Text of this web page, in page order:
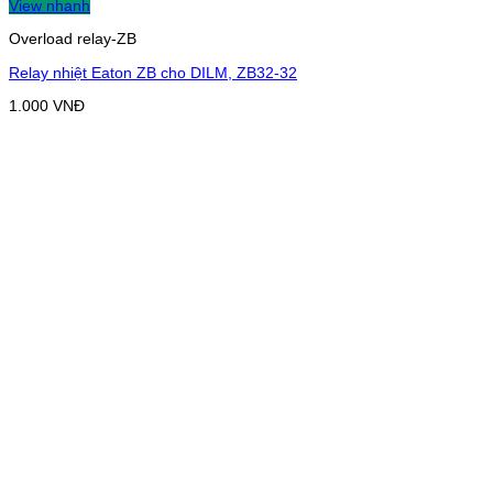
View nhanh
Overload relay-ZB
Relay nhiệt Eaton ZB cho DILM, ZB32-32
1.000 VNĐ